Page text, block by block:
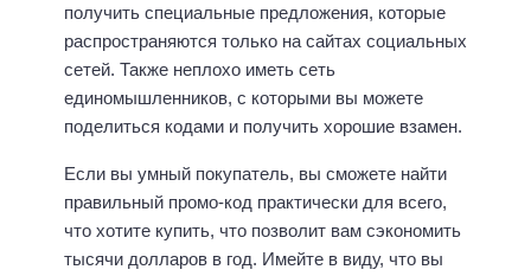
получить специальные предложения, которые
распространяются только на сайтах социальных
сетей. Также неплохо иметь сеть
единомышленников, с которыми вы можете
поделиться кодами и получить хорошие взамен.
Если вы умный покупатель, вы сможете найти
правильный промо-код практически для всего,
что хотите купить, что позволит вам сэкономить
тысячи долларов в год. Имейте в виду, что вы